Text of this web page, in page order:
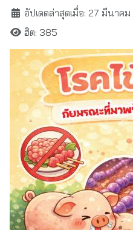
อัปเดตล่าสุดเมื่อ: 27 มีนาค
ฮิต: 385